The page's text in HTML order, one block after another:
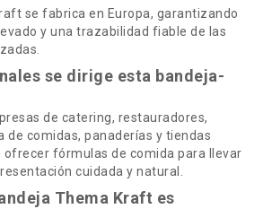
se fabrica en Europa, garantizando
y una trazabilidad fiable de las
se dirige esta bandeja-
de catering, restauradores,
de comidas, panaderías y tiendas
fórmulas de comida para llevar
cuidada y natural.
Thema Kraft es